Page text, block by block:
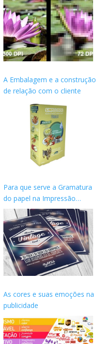
A Embalagem e a construção
de relação com o cliente
Para que serve a Gramatura
do papel na Impressão
gráfica?
As cores e suas emoções na
publicidade